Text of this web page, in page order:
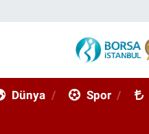
Dünya Spor